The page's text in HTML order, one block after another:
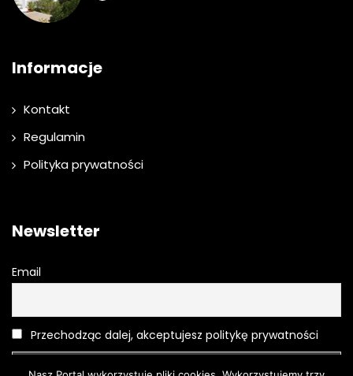
Informacje
Kontakt
Regulamin
Polityka prywatności
Newsletter
Email
Przechodząc dalej, akceptujesz politykę prywatności